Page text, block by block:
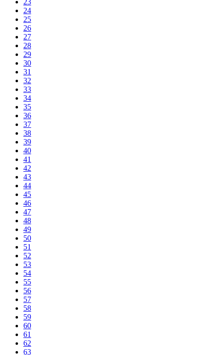
24
25
26
27
28
29
30
31
32
33
34
35
36
37
38
39
40
41
42
43
44
45
46
47
48
49
50
51
52
53
54
55
56
57
58
59
60
61
62
63